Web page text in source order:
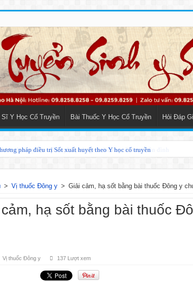
Sĩ Y Học Cổ Truyền Bài Thuốc Y Học Cổ Truyền Hỏi Đáp
pháp điều trị Sốt xuất huyết theo Y học cổ truyền
> Vị thuốc Đông y > Giải cảm, hạ sốt bằng bài thuốc Đông y
hạ sốt bằng bài thuốc
Vị thuốc Đông y 137 Lượt xem